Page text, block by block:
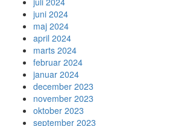
juni 2024
maj 2024
april 2024
marts 2024
februar 2024
januar 2024
december 2023
november 2023
oktober 2023
september 2023